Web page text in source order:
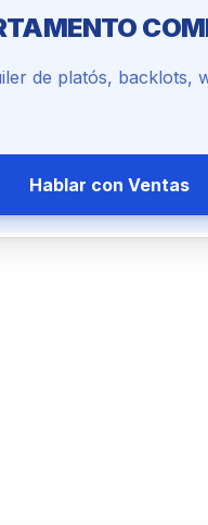
de platós, backlots,
Hablar con Ventas